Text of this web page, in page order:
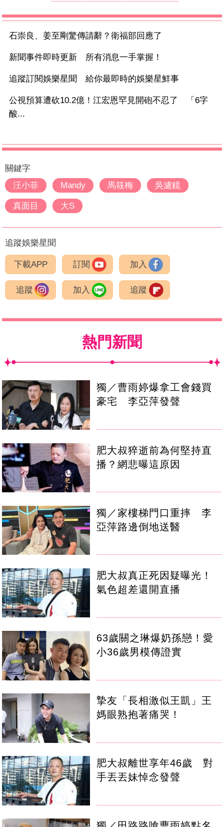
石崇良、姜至剛驚傳請辭？衛福部回應了
新聞事件即時更新 所有消息一手掌握！
追蹤訂閱娛樂星聞 給你最即時的娛樂星鮮事
公視預算遭砍10.2億！江宏恩罕見開砲不忍了 「6字
酸...
關鍵字
汪小菲
Mandy 馬筱梅 吳濾鏡
真面目 大S
追蹤娛樂星聞
下載APP 訂閱 加入
追蹤 加入 追蹤
熱門新聞
獨／曹雨婷爆拿工會錢買
豪宅 李亞萍發聲
肥大叔猝逝前為何堅持直
播？網悲曝這原因
獨／家樓梯門口重摔 李
亞萍路邊倒地送醫
肥大叔真正死因疑曝光！
氣色超差還開直播
63歲關之琳爆奶孫戀！愛
小36歲男模傳證實
摯友「長相激似王凱」王
媽眼熟抱著痛哭！
肥大叔離世享年46歲 對
手丟丟妹悼念發聲